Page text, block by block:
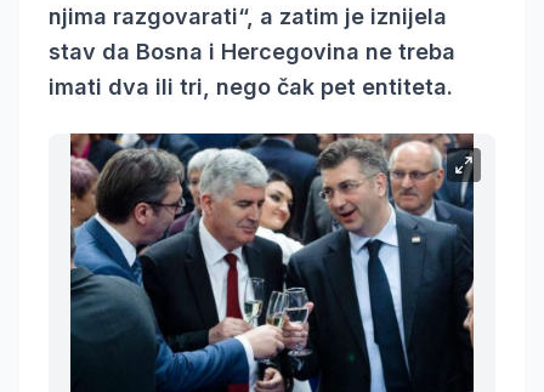
njima razgovarati“, a zatim je iznijela
stav da Bosna i Hercegovina ne treba
imati dva ili tri, nego čak pet entiteta.